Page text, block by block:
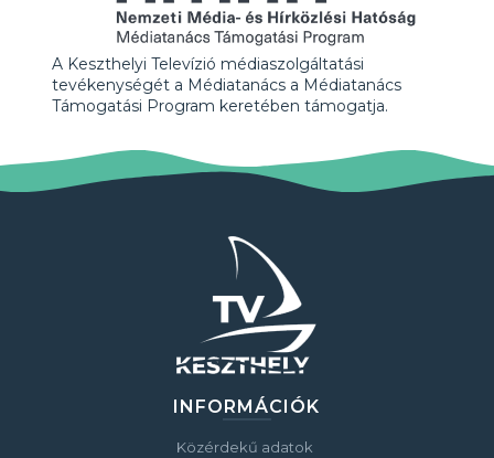
A Keszthelyi Televízió médiaszolgáltatási
tevékenységét a Médiatanács a Médiatanács
Támogatási Program keretében támogatja.
INFORMÁCIÓK
Közérdekű adatok